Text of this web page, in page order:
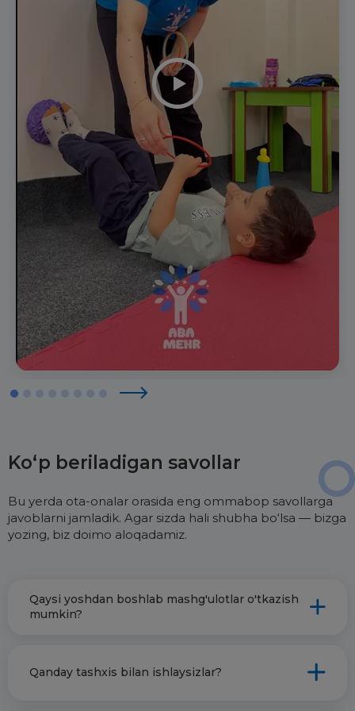
Ko‘p beriladigan savollar
Bu yerda ota-onalar orasida eng ommabop savollarga
javoblarni jamladik. Agar sizda hali shubha bo‘lsa — bizga
yozing, biz doimo aloqadamiz.
Qaysi yoshdan boshlab mashg'ulotlar o'tkazish
mumkin?
Korrektsiya ishlari qancha ertaroq boshlansa,
Qanday tashxis bilan ishlaysizlar?